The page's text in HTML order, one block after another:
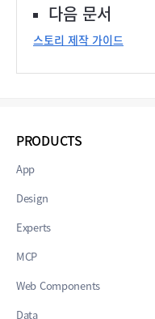
다음 문서
스토리 제작 가이드
PRODUCTS
App
Design
Experts
MCP
Web Components
Data